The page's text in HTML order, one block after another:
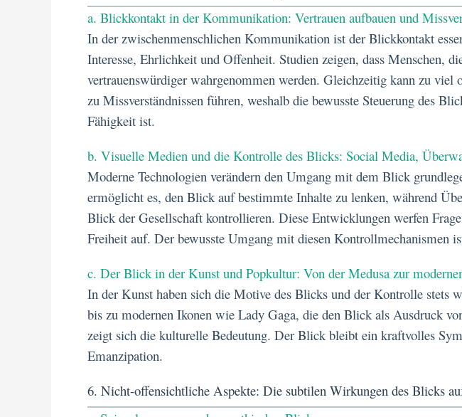
a. Blickkontakt in der Kommunikation: Vertrauen aufbauen und
In der zwischenmenschlichen Kommunikation ist der Blickkontakt
Interesse, Ehrlichkeit und Offenheit. Studien zeigen, dass Menschen,
vertrauenswürdiger wahrgenommen werden. Gleichzeitig kann zu viel
zu Missverständnissen führen, weshalb die bewusste Steuerung des
Fähigkeit ist.
b. Visuelle Medien und die Kontrolle des Blicks: Social Media,
Moderne Technologien verändern den Umgang mit dem Blick
ermöglicht es, den Blick auf bestimmte Inhalte zu lenken, während
Blick der Gesellschaft kontrollieren. Diese Entwicklungen werfen
Freiheit auf. Der bewusste Umgang mit diesen Kontrollmechanismen
c. Der Blick in der Kunst und Popkultur: Von der Medusa zur
In der Kunst haben sich die Motive des Blicks und der Kontrolle stets
bis zu modernen Ikonen wie Lady Gaga, die den Blick als Ausdruck
zeigt sich die kulturelle Bedeutung. Der Blick bleibt ein kraftvolles
Emanzipation.
6. Nicht-offensichtliche Aspekte: Die subtilen Wirkungen des Blicks